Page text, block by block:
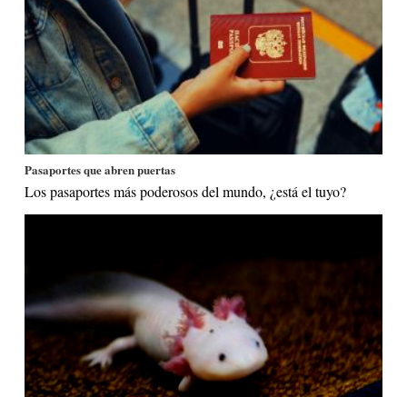
Pasaportes que abren puertas
Los pasaportes más poderosos del mundo, ¿está el tuyo?